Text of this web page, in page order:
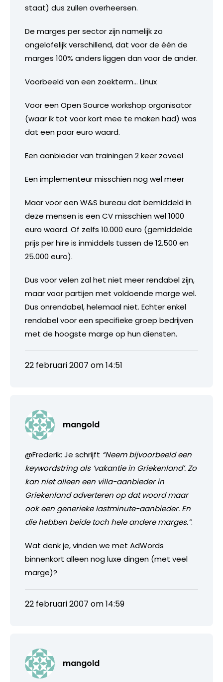
staat) dus zullen overheersen.
De marges per sector zijn namelijk zo
ongelofelijk verschillend, dat voor de één de
marges 100% anders liggen dan voor de ander.
Voorbeeld van een zoekterm… Linux
Voor een Open Source workshop organisator
(waar ik tot voor kort mee te maken had) was
dat een paar euro waard.
Een aanbieder van trainingen 2 keer zoveel
Een implementeur misschien nog wel meer
Maar voor een W&S bureau dat bemiddeld in
deze mensen is een CV misschien wel 1000
euro waard. Of zelfs 10.000 euro (gemiddelde
prijs per hire is inmiddels tussen de 12.500 en
25.000 euro).
Dus voor velen zal het niet meer rendabel zijn,
maar voor partijen met voldoende marge wel.
Dus onrendabel, helemaal niet. Echter enkel
rendabel voor een specifieke groep bedrijven
met de hoogste marge op hun diensten.
22 februari 2007 om 14:51
mangold
@Frederik: Je schrijft “Neem bijvoorbeeld een
keywordstring als ‘vakantie in Griekenland’. Zo
kan niet alleen een villa-aanbieder in
Griekenland adverteren op dat woord maar
ook een generieke lastminute-aanbieder. En
die hebben beide toch hele andere marges.”.
Wat denk je, vinden we met AdWords
binnenkort alleen nog luxe dingen (met veel
marge)?
22 februari 2007 om 14:59
mangold